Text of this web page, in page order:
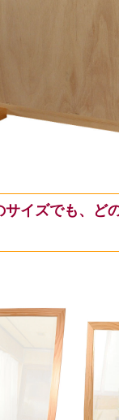
サイズでも、ど